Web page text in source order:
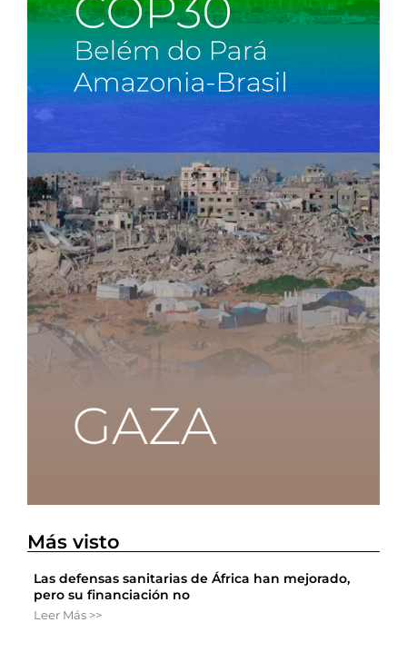
Más visto
Las defensas sanitarias de África han mejorado,
pero su financiación no
Leer Más >>